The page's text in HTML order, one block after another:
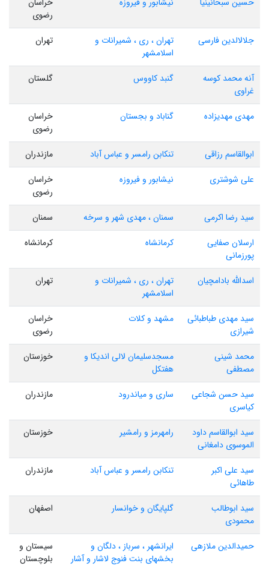
رضوی
جلالالدین فارسی
تهران ، ری ، شمیرانات و
اسلامشهر
تهران
آنه محمد کوسه
غراوی
گنبد کاووس گلستان
مهدی مهدیزاده گناباد و بجستان
خراسان
رضوی
ابوالقاسم رزاقی
تنکابن رامسر و عباس آباد
مازندران
علی شوشتری
نیشابور و فیروزه
خراسان
رضوی
سید رضا اکرمی
سمنان ، مهدی شهر و سرخه
سمنان
ارسلان صفایی
پورزمانی
کرمانشاه کرمانشاه
اسدالله بادامچیان
تهران ، ری ، شمیرانات و
اسلامشهر
تهران
سید مهدی طباطبائی
شیرازی
مشهد و کلات
خراسان
رضوی
محمد شینی
مصطفی
مسجدسلیمان لالی اندیکا و
هفتکل
خوزستان
سید حسن شجاعی
کیاسری
ساری و میاندرود مازندران
سید ابوالقاسم داود
الموسوی دامغانی
رامهرمز و رامشیر خوزستان
سید علی اکبر
طاهائی
تنکابن رامسر و عباس آباد مازندران
سید ابوطالب
محمودی
گلپایگان و خوانسار اصفهان
حمیدالدین ملازهی
ایرانشهر ، سرباز ، دلگان و
بخشهای بنت فنوج لاشار و آشار
سیستان و
بلوچستان